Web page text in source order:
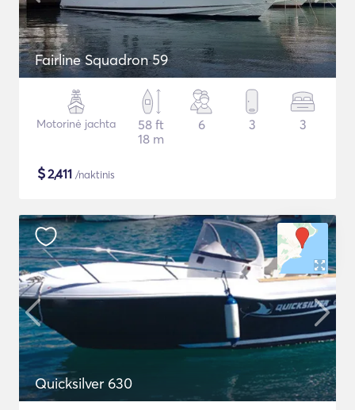
Fairline Squadron 59
Motorinė jachta
58 ft
18 m
6 3 3
$2,411 /naktinis
Quicksilver 630